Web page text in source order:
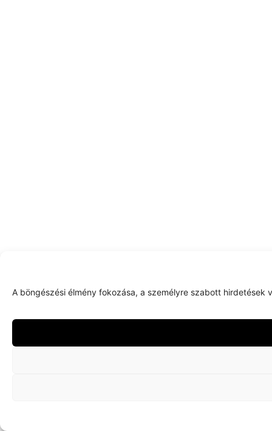
A böngészési élmény fokozása, a személyre szabott